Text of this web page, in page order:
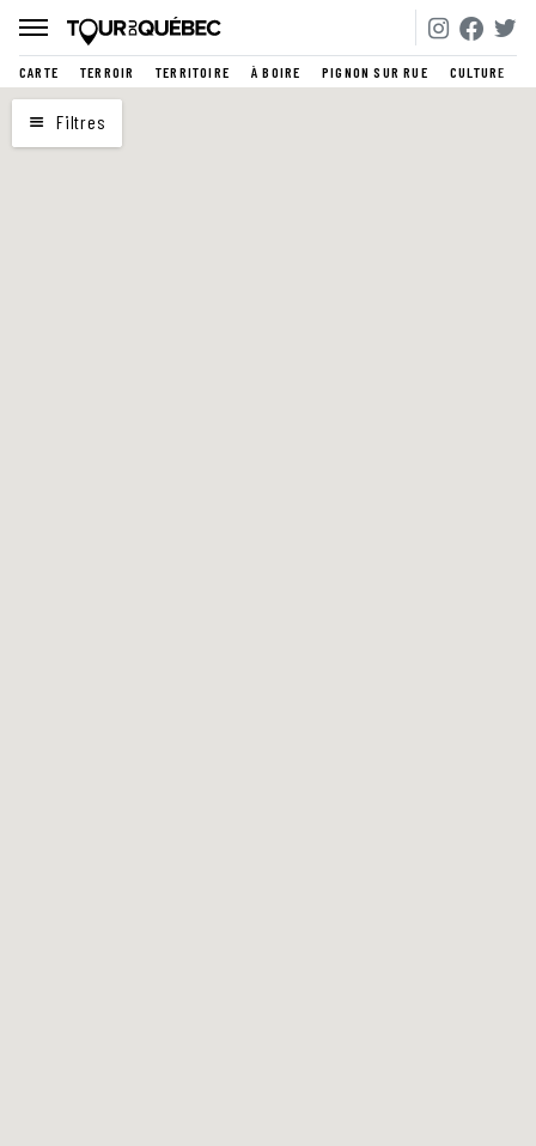
CARTE TERROIR TERRITOIRE À BOIRE PIGNON SUR RUE CULTURE
CARTE
Filtres